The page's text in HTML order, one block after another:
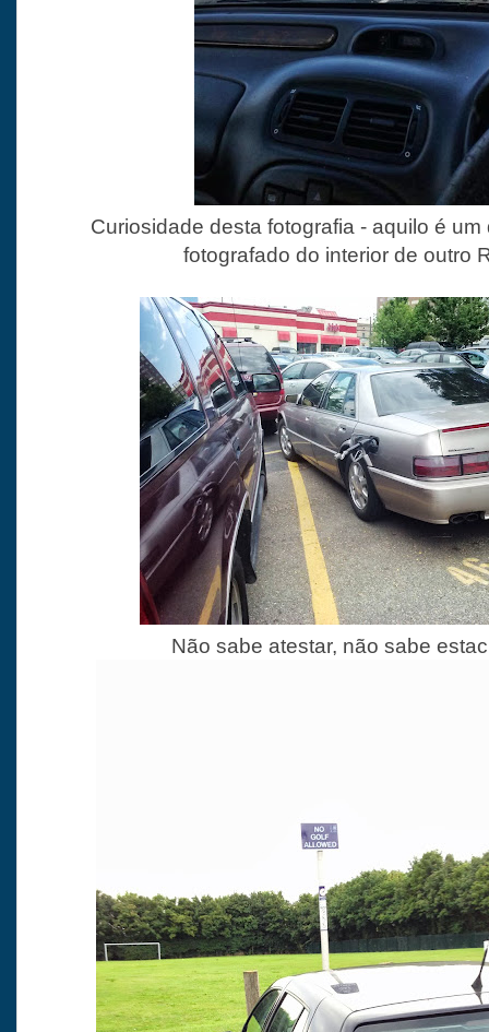
Curiosidade desta fotografia - aquilo é
fotografado do interior de outro
Não sabe atestar, não sabe